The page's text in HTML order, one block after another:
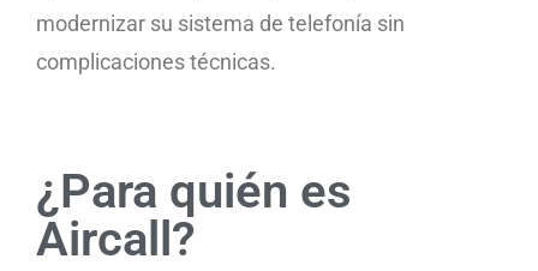
modernizar su sistema de telefonía sin
complicaciones técnicas.
¿Para quién es
Aircall?